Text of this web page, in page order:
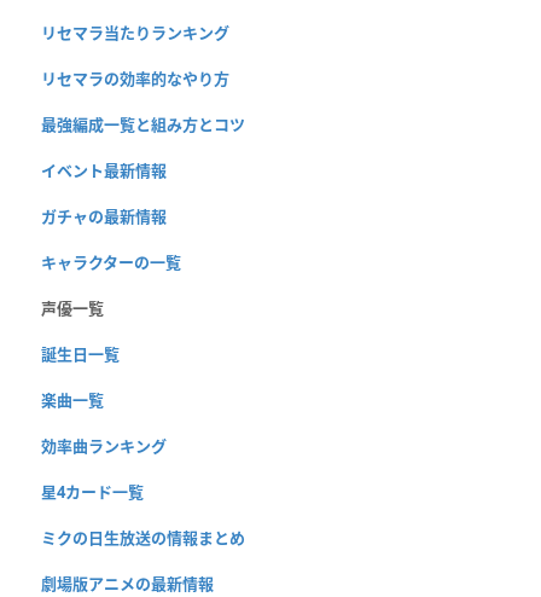
リセマラ当たりランキング
リセマラの効率的なやり方
最強編成一覧と組み方とコツ
イベント最新情報
ガチャの最新情報
キャラクターの一覧
声優一覧
誕生日一覧
楽曲一覧
効率曲ランキング
星4カード一覧
ミクの日生放送の情報まとめ
劇場版アニメの最新情報